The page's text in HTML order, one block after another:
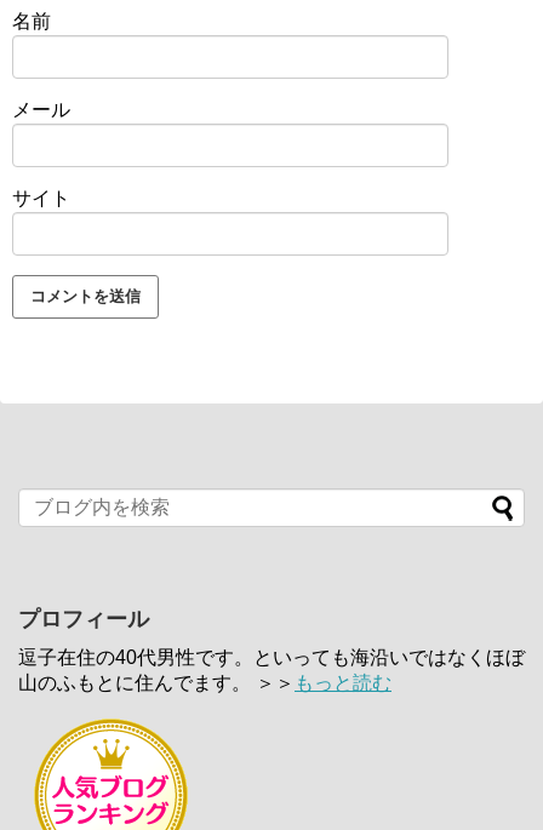
名前
メール
サイト
プロフィール
逗子在住の40代男性です。といっても海沿いではなくほぼ
山のふもとに住んでます。 ＞＞ もっと読む